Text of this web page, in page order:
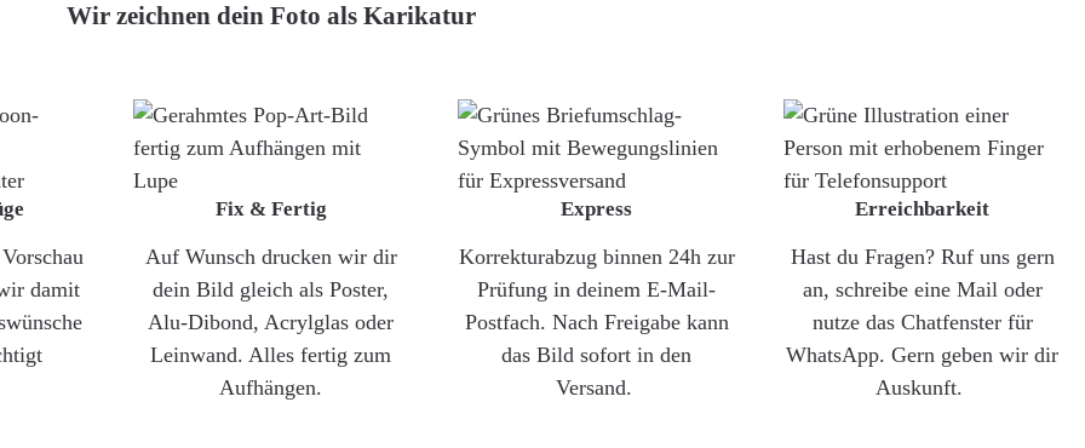
Wir zeichnen dein Foto als Karikatur
damit
Fix & Fertig
Auf Wunsch drucken wir dir
dein Bild gleich als Poster,
Alu-Dibond, Acrylglas oder
Leinwand. Alles fertig zum
Aufhängen.
Express
Korrekturabzug binnen 24h zur
Prüfung in deinem E-Mail-
Postfach. Nach Freigabe kann
das Bild sofort in den
Versand.
Erreichbarkeit
Hast du Fragen? Ruf uns gern
an, schreibe eine Mail oder
nutze das Chatfenster für
WhatsApp. Gern geben wir dir
Auskunft.